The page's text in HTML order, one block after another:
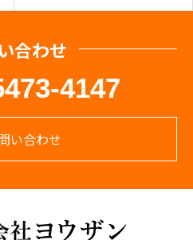
合わせ
4147
い合わせ